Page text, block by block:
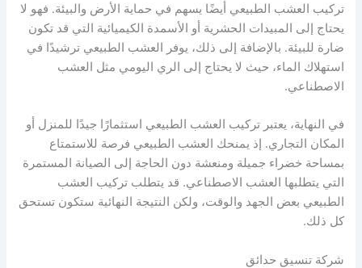
تركيب العشب الطبيعي أيضًا يسهم في حماية الأرض والبيئة. فهو لا
يحتاج إلى المبيدات الحشرية أو الأسمدة الكيميائية التي قد تكون
ضارة للبيئة. بالإضافة إلى ذلك، يوفر العشب الطبيعي ترشيدًا في
استهلاك الماء، حيث لا يحتاج إلى الري اليومي مثل العشب
الاصطناعي.
في النهاية، يعتبر تركيب العشب الطبيعي استثمارًا جيدًا للمنزل أو
المكان التجاري. إذ يمنحك العشب الطبيعي فرصة للاستمتاع
بمساحة خضراء جميلة ومنعشة دون الحاجة إلى الصيانة المستمرة
التي يتطلبها العشب الاصطناعي. قد يتطلب تركيب العشب
الطبيعي بعض الجهد والوقت، ولكن النتيجة النهائية ستكون تستحق
كل ذلك.
شركة تنسيق حدائق